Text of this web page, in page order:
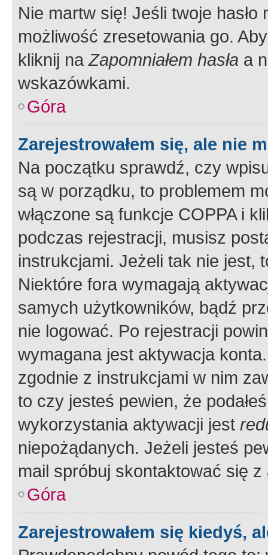
Nie martw się! Jeśli twoje
możliwość zresetowania go.
kliknij naZapomniałem hasła a
wskazówkami.
Góra
Zarejestrowałem się, ale nie
Na początku sprawdź, czy
są w porządku, to problemem
włączone są funkcje COPPA i
podczas rejestracji, musisz
instrukcjami. Jeżeli tak nie jest,
Niektóre fora wymagają
samych użytkowników, bądź
nie logować. Po rejestracji
wymagana jest aktywacja
zgodnie z instrukcjami w nim
to czy jesteś pewien, że
wykorzystania aktywacji jest
niepożądanych. Jeżeli jesteś
mail spróbuj skontaktować się
Góra
Zarejestrowałem się kiedyś,